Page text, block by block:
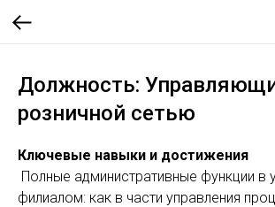
Должность:
розничной сетью
Ключевые навыки и достижения
Полные административные функции в
филиалом: как в части управления